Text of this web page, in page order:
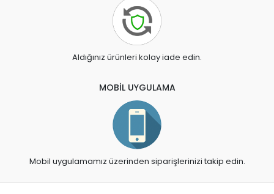
Aldığınız ürünleri kolay iade edin.
MOBİL UYGULAMA
Mobil uygulamamız üzerinden siparişlerinizi takip edin.